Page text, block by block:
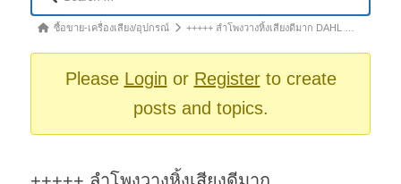
Navigation
Forumซื้อขาย-เครื่องเสียง/อุปกรณ์ +++++ ลำโพงวางหิ้งเสียงดีมาก DAHL …
Please Login or Registerto create
posts and topics.